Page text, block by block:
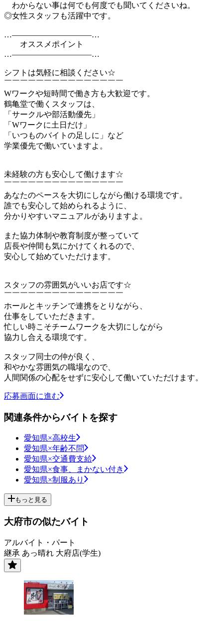
わからない事は何でも何度でも聞いてくださいね。
◎女性スタッフも活躍中です。
…――――――――――…
オススメポイント
…――――――――――…
シフトは気軽に相談ください☆
￣￣￣￣￣￣￣￣￣￣￣￣￣￣￣
Wワークや短時間で働き方も大歓迎です。
鶴亀堂で働くスタッフは、
「サークルや部活動優先」
「Wワークに土日だけ」
「いつものバイトの足しに」など
学業優先で働いていますよ。
未経験の方も安心して働けます☆
￣￣￣￣￣￣￣￣￣￣￣￣￣￣￣
あなたのペースを大切にしながら働ける環境です。
誰でも安心して始められるように、
分かりやすいマニュアルがありますよ。
また協力体制や教育制度が整っていて
店長や仲間も気にかけてくれるので、
安心して始めていただけます。
スタッフの雰囲気がいいお店です☆
￣￣￣￣￣￣￣￣￣￣￣￣￣￣￣
ホールとキッチンで連携をとりながら、
仕事をしていただきます。
忙しい時こそチームワークを大切にしながら
協力し合える環境です。
スタッフ同士の仲が良く、
和やかな雰囲気の職場なので、
人間関係の心配をせずに安心して働いていただけます。
応募画面に進む
関連条件からバイトを探す
愛知県×高校生
愛知県×年齢不問
愛知県×交通費支給
愛知県×食事、まかない付き
愛知県×制服あり
もっと見る
大府市の似たバイト
アルバイト・パート
継承 あっ晴れ 大府店(学生)